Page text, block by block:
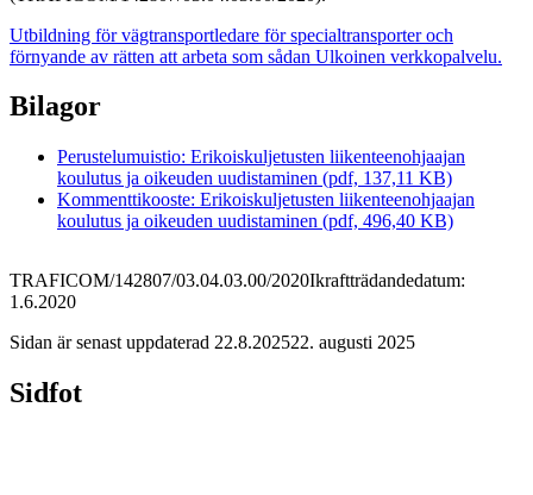
Utbildning för vägtransportledare för specialtransporter och
förnyande av rätten att arbeta som sådan Ulkoinen verkkopalvelu.
Bilagor
Perustelumuistio: Erikoiskuljetusten liikenteenohjaajan
koulutus ja oikeuden uudistaminen (pdf, 137,11 KB)
Kommenttikooste: Erikoiskuljetusten liikenteenohjaajan
koulutus ja oikeuden uudistaminen (pdf, 496,40 KB)
TRAFICOM/142807/03.04.03.00/2020Ikraftträdandedatum:
1.6.2020
Sidan är senast uppdaterad 22.8.202522. augusti 2025
Sidfot